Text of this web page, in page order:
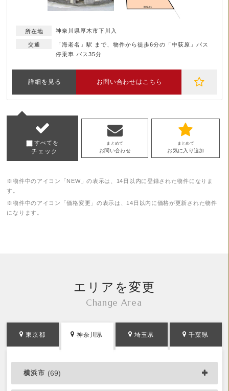
神奈川県厚木市下川入
「海老名」駅 まで、物件から徒歩6分の「中荻原」バス
停乗車 バス35分
詳細を見る お問い合わせはこちら
すべてを
チェック
まとめて
お問い合わせ
まとめて
お気に入り追加
※物件中のアイコン「NEW」の表示は、14日以内に登録された物件になりま
す。
※物件中のアイコン「価格変更」の表示は、14日以内に価格が更新された物件
になります。
エリアを変更
Change Area
東京都 神奈川県 埼玉県 千葉県
横浜市 (69)